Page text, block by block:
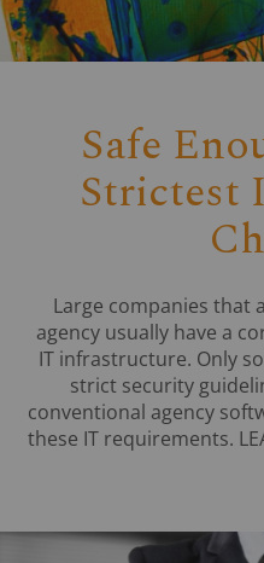
Safe
Strictest
Large companies that
agency usually have a
IT infrastructure. Only
strict security
conventional agency
these IT requirements.